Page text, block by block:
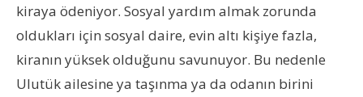
kiraya ödeniyor. Sosyal yardım almak zorunda
oldukları için sosyal daire, evin altı kişiye fazla,
kiranın yüksek olduğunu savunuyor. Bu nedenle
Ulutük ailesine ya taşınma ya da odanın birini